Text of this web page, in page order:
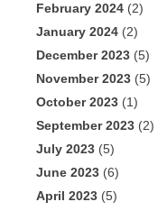
February 2024 (2)
January 2024 (2)
December 2023 (5)
November 2023 (5)
October 2023 (1)
September 2023 (2)
July 2023 (5)
June 2023 (6)
April 2023 (5)